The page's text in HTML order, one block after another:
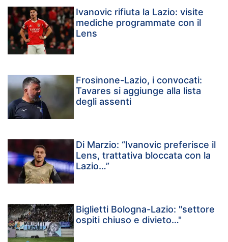
Ivanovic rifiuta la Lazio: visite
mediche programmate con il
Lens
Frosinone-Lazio, i convocati:
Tavares si aggiunge alla lista
degli assenti
Di Marzio: “Ivanovic preferisce il
Lens, trattativa bloccata con la
Lazio…”
Biglietti Bologna-Lazio: "settore
ospiti chiuso e divieto…"